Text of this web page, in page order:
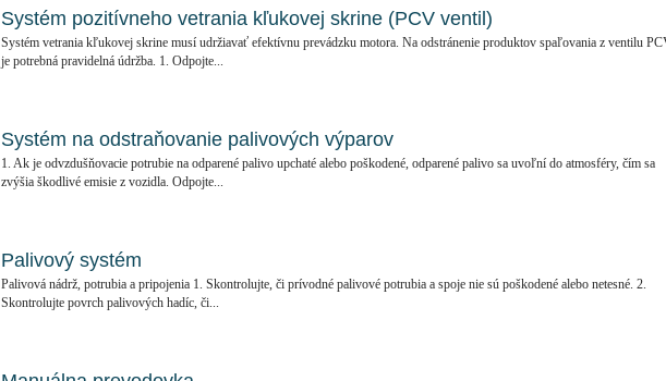
Systém pozitívneho vetrania kľukovej skrine (PCV ventil)
Systém vetrania kľukovej skrine musí udržiavať efektívnu prevádzku motora. Na odstránenie produktov spaľovania z ventilu
je potrebná pravidelná údržba. 1. Odpojte...
Systém na odstraňovanie palivových výparov
1. Ak je odvzdušňovacie potrubie na odparené palivo upchaté alebo poškodené, odparené palivo sa uvoľní do atmosféry, čím sa
zvýšia škodlivé emisie z vozidla. Odpojte...
Palivový systém
Palivová nádrž, potrubia a pripojenia 1. Skontrolujte, či prívodné palivové potrubia a spoje nie sú poškodené alebo netesné. 2.
Skontrolujte povrch palivových hadíc, či...